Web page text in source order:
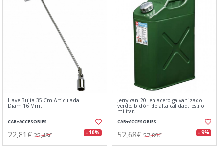
Llave Bujía 35 Cm.Articulada
Diam.16 Mm.
CAR+ACCESORIES
22,81€ 25,48€ - 10%
Jerry can 20l en acero galvanizado.
verde. bidón de alta calidad. estilo
militar.
CAR+ACCESORIES
52,68€ 57,89€ - 9%